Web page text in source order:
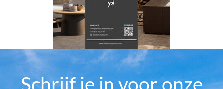
Schrijf je in voor onze